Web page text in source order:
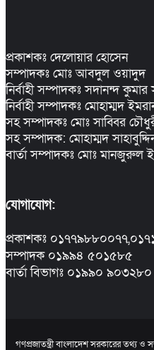
প্রকাশকঃ দেলোয়ার হোসেন
সম্পাদকঃ মোঃ আবদুল ওয়াদুদ
নির্বাহী সম্পাদকঃ সদানন্দ কুমার
নির্বাহী সম্পাদকঃ মোহাম্মদ
সহ সম্পাদকঃ মোঃ সাব্বির
সহ সম্পাদক: মোহাম্মদ
বার্তা সম্পাদকঃ মোঃ মানজুরুল
যোগাযোগ:
প্রকাশকঃ
সম্পাদক ০১৯৯৪ ৫০১৫৮৫
বার্তা বিভাগঃ ০১৯৯০ ৯০৩২৮০
গণপ্রজাতন্ত্রী বাংলাদেশ সরকারের তথ্য ও